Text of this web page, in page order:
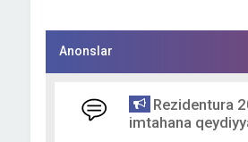
Anonslar
Rezidentura
imtahana